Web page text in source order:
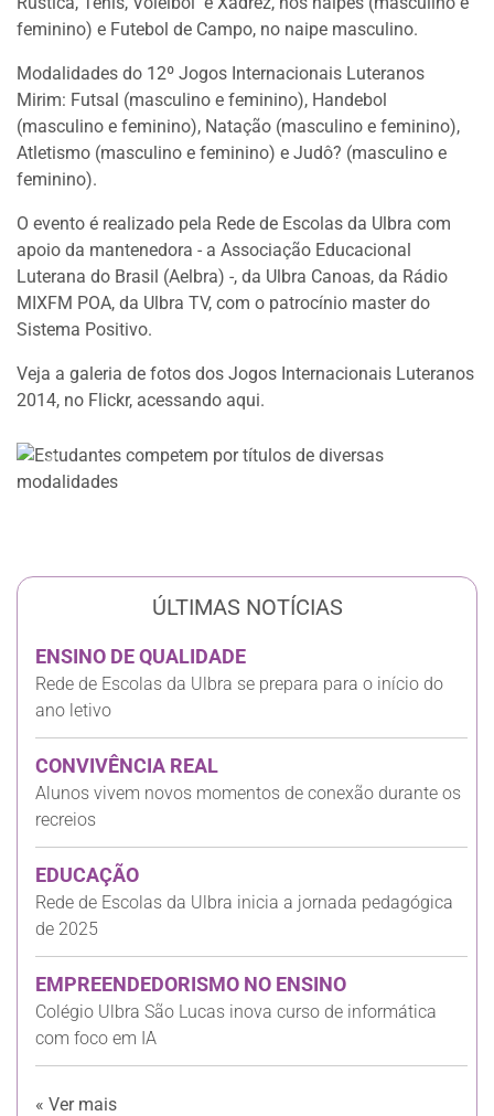
feminino) e Futebol de Campo, no naipe masculino.
Modalidades do 12º Jogos Internacionais Luteranos
Mirim: Futsal (masculino e feminino), Handebol
(masculino e feminino), Natação (masculino e feminino),
Atletismo (masculino e feminino) e Judô? (masculino e
feminino).
O evento é realizado pela Rede de Escolas da Ulbra com
apoio da mantenedora - a Associação Educacional
Luterana do Brasil (Aelbra) -, da Ulbra Canoas, da Rádio
MIXFM POA, da Ulbra TV, com o patrocínio master do
Sistema Positivo.
Veja a galeria de fotos dos Jogos Internacionais Luteranos
2014, no Flickr, acessando aqui.
Anterior
ÚLTIMAS NOTÍCIAS
ENSINO DE QUALIDADE
Rede de Escolas da Ulbra se prepara para o início do
ano letivo
CONVIVÊNCIA REAL
Alunos vivem novos momentos de conexão durante os
recreios
EDUCAÇÃO
Rede de Escolas da Ulbra inicia a jornada pedagógica
de 2025
EMPREENDEDORISMO NO ENSINO
Colégio Ulbra São Lucas inova curso de informática
com foco em IA
« Ver mais